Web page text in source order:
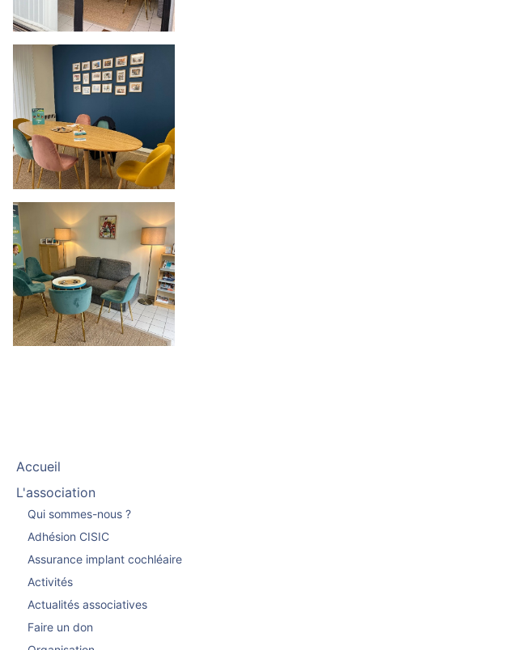
Accueil
L'association
Qui sommes-nous ?
Adhésion CISIC
Assurance implant cochléaire
Activités
Actualités associatives
Faire un don